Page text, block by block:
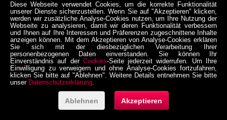
Stromversorgung, THT,
für 5,5 / 2,5 mm
Hohlstecker, 30 V, 500
mA, 90°, -20..70 °C
05-0004-0002G
2,85 €
inkl. MwSt. zzgl. Versand
Netto 2,394958 €
Stromversorgung, THT,
für 5,5 / 2,1 mm
Hohlstecker, 30 V, 5 A,
90°, -30..70 °C
05-0004-0002H
2,55 €
inkl. MwSt. zzgl. Versand
Netto 2,142857 €
Diese Webseite verwendet Cookies, um die korrekte Funktionalität
unserer Dienste sicherzustellen. Wenn Sie auf "Akzeptieren" klicken,
werden wir zusätzliche Analyse-Cookies nutzen, um Ihre Nutzung der
Webseite zu analysieren, damit wir deren Funktionalität verbessern
und Ihnen auf Ihre Interessen und Präferenzen zugeschnittene Inhalte
anzeigen können. Mit dem Akzeptieren von Analyse-Cookies erklären
Sie sich mit der diesbezüglichen Verarbeitung Ihrer
personenbezogenen Daten einverstanden. Sie können Ihr
Einverständnis auf der Cookies-Seite jederzeit widerrufen. Um Ihre
Einwilligung zu verweigern und ohne Analyse-Cookies fortzufahren,
klicken Sie bitte auf "Ablehnen". Weitere Details entnehmen Sie bitte
unser Datenschutzerklärung.
Ablehnen Akzeptieren